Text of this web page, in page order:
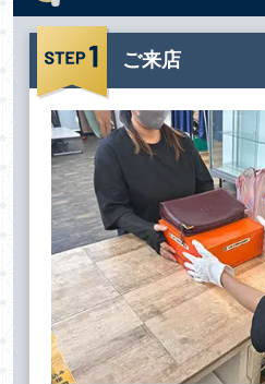
ご来店